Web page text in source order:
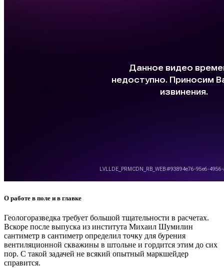
О работе в поле и в главке
Геологоразведка требует большой тщательности в расчетах.
Вскоре после выпуска из института Михаил Шумилин
сантиметр в сантиметр определил точку для бурения
вентиляционной скважины в штольне и гордится этим до сих
пор. С такой задачей не всякий опытный маркшейдер
справится.